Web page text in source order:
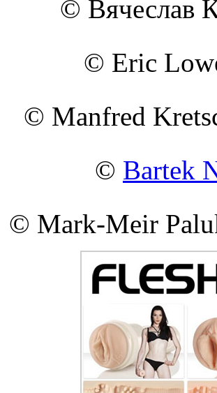
© Вячеслав
© Eric
© Manfred
© Bartek
© Mark-Meir